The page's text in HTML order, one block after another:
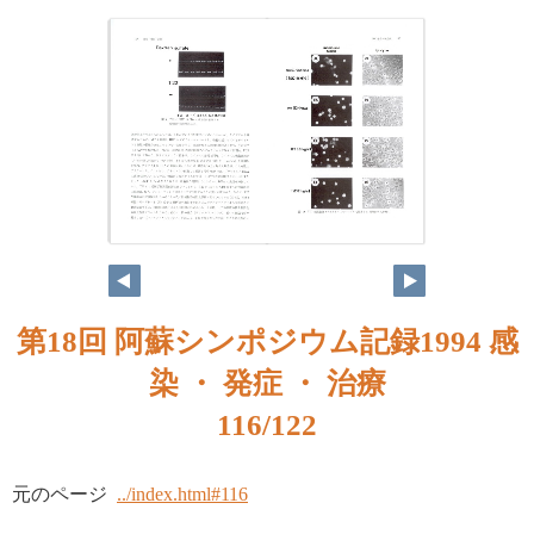
第18回 阿蘇シンポジウム記録1994 感
染 ・ 発症 ・ 治療
116/122
元のページ ../index.html#116